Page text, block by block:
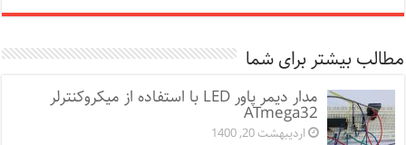
مطالب بیشتر برای شما
مدار دیمر پاور LED با استفاده از میکروکنترلر
ATmega32
اردیبهشت 20, 1400